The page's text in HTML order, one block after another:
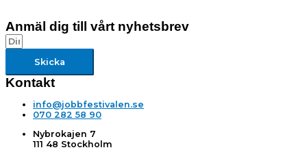
Anmäl dig till vårt nyhetsbrev
Skicka
Kontakt
info@jobbfestivalen.se
070 282 58 90
Nybrokajen 7
111 48 Stockholm